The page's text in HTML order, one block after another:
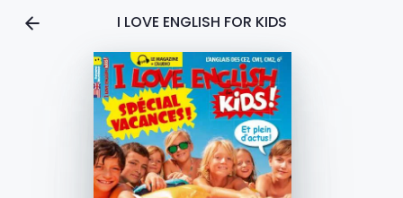
I LOVE ENGLISH FOR KIDS